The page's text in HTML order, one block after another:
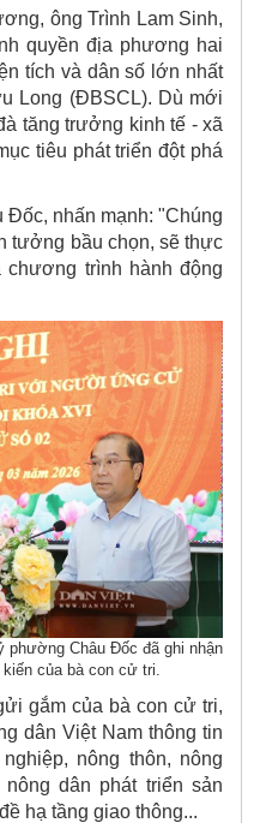
ông Trình Lam Sinh,
quyền địa phương hai
tích và dân số lớn nhất
Long (ĐBSCL). Dù mới
tăng trưởng kinh tế - xã
tiêu phát triển đột phá
nhấn mạnh: "Chúng
tưởng bầu chọn, sẽ thực
chương trình hành động
phường Châu Đốc đã ghi nhận
của bà con cử tri.
gắm của bà con cử tri,
dân Việt Nam thông tin
nông thôn, nông
dân phát triển sản
hạ tầng giao thông...